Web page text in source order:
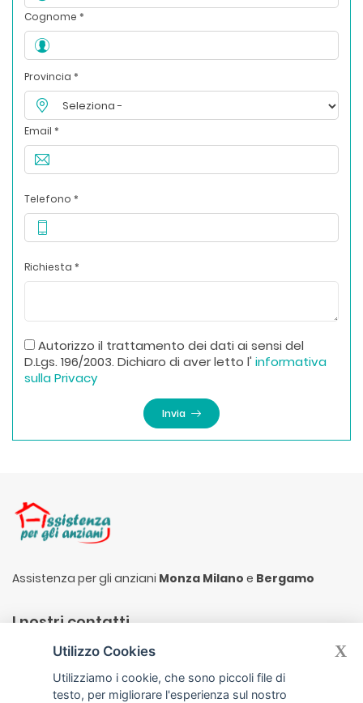
Cognome *
Provincia *
Email *
Telefono *
Richiesta *
Autorizzo il trattamento dei dati ai sensi del
D.Lgs. 196/2003. Dichiaro di aver letto l' informativa
sulla Privacy
Invia
Assistenza per gli anziani Monza Milano e Bergamo
I nostri contatti
Via Silvio Pellico 19, 20872 Cornate D´Adda (MB)
info@assistenzaperglianziani.it
Utilizzo Cookies
Utilizziamo i cookie, che sono piccoli file di
testo, per migliorare l'esperienza sul nostro
X